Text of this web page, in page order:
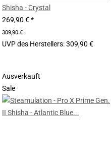
Shisha - Crystal
269,90 €*
309,90 €
UVP des Herstellers:309,90 €
Ausverkauft
Sale